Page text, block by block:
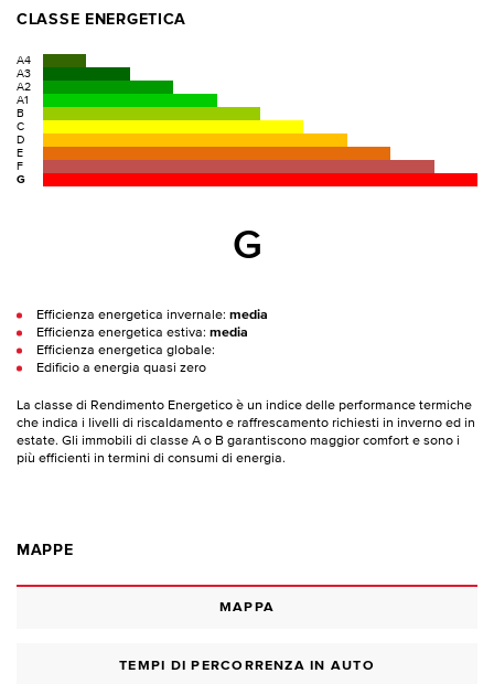
CLASSE ENERGETICA
A4
A3
A2
A1
B
C
D
E
F
G
G
Efficienza energetica invernale: media
Efficienza energetica estiva: media
Efficienza energetica globale:
Edificio a energia quasi zero
La classe di Rendimento Energetico è un indice delle performance termiche
che indica i livelli di riscaldamento e raffrescamento richiesti in inverno ed in
estate. Gli immobili di classe A o B garantiscono maggior comfort e sono i
più efficienti in termini di consumi di energia.
MAPPE
MAPPA
TEMPI DI PERCORRENZA IN AUTO